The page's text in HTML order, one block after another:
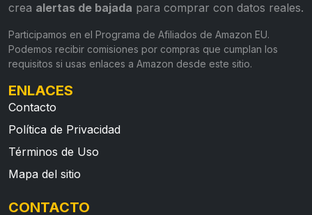
crea alertas de bajada para comprar con datos reales.
Participamos en el Programa de Afiliados de Amazon EU.
Podemos recibir comisiones por compras que cumplan los
requisitos si usas enlaces a Amazon desde este sitio.
ENLACES
Contacto
Política de Privacidad
Términos de Uso
Mapa del sitio
CONTACTO